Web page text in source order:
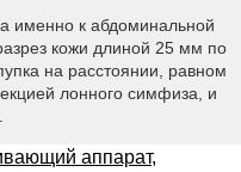
именно к абдоминальной
кожи длиной 25 мм по
на расстоянии, равном
лонного симфиза, и
аппарат,